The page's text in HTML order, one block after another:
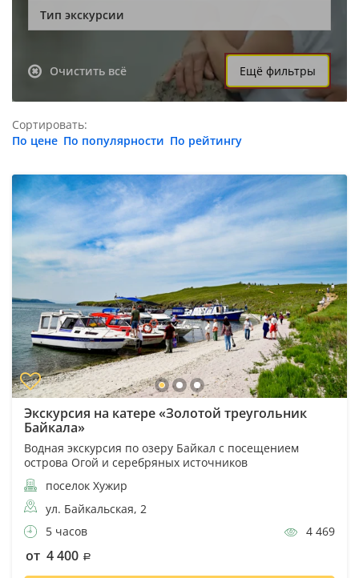
Тип экскурсии
Очистить всё Ещё фильтры
Сортировать:
По цене По популярности По рейтингу
Экскурсия на катере «Золотой треугольник
Байкала»
Водная экскурсия по озеру Байкал с посещением
острова Огой и серебряных источников
поселок Хужир
ул. Байкальская, 2
5 часов
4 469
от 4 400